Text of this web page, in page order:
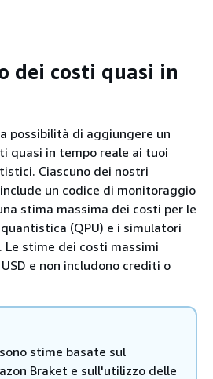
dei costi quasi in
possibilità di aggiungere un
quasi in tempo reale ai tuoi
Ciascuno dei nostri
un codice di monitoraggio
stima massima dei costi per le
(QPU) e i simulatori
Le stime dei costi massimi
e non includono crediti o
stime basate sul
Braket e sull'utilizzo delle